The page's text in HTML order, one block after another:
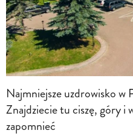
Najmniejsze uzdrowisko w
Znajdziecie tu ciszę, góry
zapomnieć